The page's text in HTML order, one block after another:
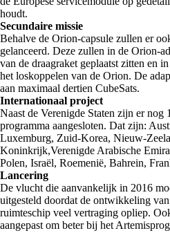
houdt.
Secundaire missie
Behalve de Orion-capsule zullen er
gelanceerd. Deze zullen in de Orion-
van de draagraket geplaatst zitten en
het loskoppelen van de Orion. De
aan maximaal dertien CubeSats.
Internationaal project
Naast de Verenigde Staten zijn er nog
programma aangesloten. Dat zijn:
Luxemburg, Zuid-Korea, Nieuw-
Koninkrijk,Verenigde Arabische
Polen, Israël, Roemenië, Bahrein,
Lancering
De vlucht die aanvankelijk in 2016
uitgesteld doordat de ontwikkeling
ruimteschip veel vertraging opliep.
aangepast om beter bij het